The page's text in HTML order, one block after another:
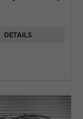
DETAILS